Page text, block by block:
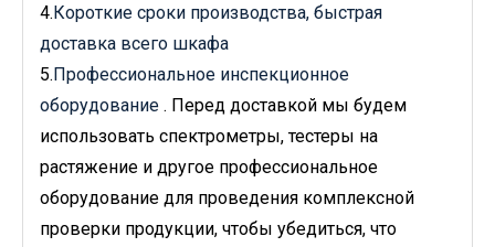
4.Короткие сроки производства, быстрая
доставка всего шкафа
5.Профессиональное инспекционное
оборудование . Перед доставкой мы будем
использовать спектрометры, тестеры на
растяжение и другое профессиональное
оборудование для проведения комплексной
проверки продукции, чтобы убедиться, что